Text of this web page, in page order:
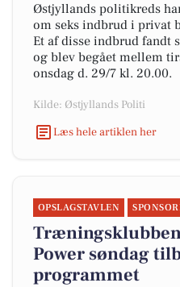
Østjyllands politikreds
om seks indbrud i privat
Et af disse indbrud fandt
og blev begået mellem
onsdag d. 29/7 kl. 20.00.
Kilde: Østjyllands Politi
Læs hele artiklen her
OPSLAGSTAVLEN
Power søndag
programmet